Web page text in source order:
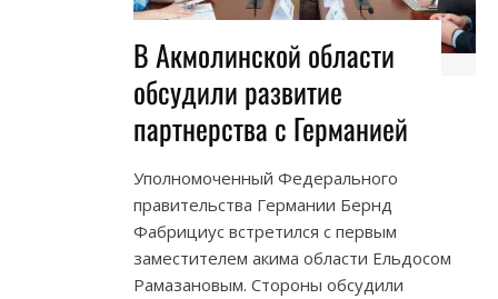
В Акмолинской области
обсудили развитие
партнерства с Германией
Уполномоченный Федерального
правительства Германии Бернд
Фабрициус встретился с первым
заместителем акима области Ельдосом
Рамазановым. Стороны обсудили